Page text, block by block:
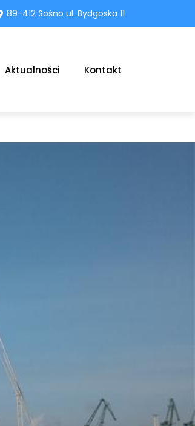
89-412 Sośno ul. Bydgoska 11
Aktualności Kontakt